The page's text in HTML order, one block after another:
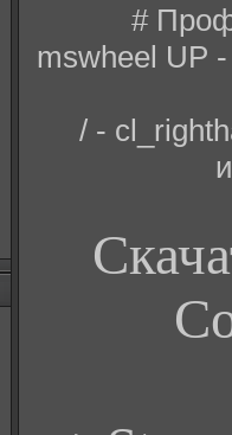
#
mswheel UP
/ -